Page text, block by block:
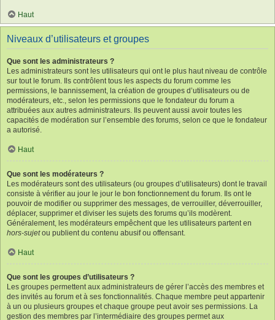
Haut
Niveaux d’utilisateurs et groupes
Que sont les administrateurs ?
Les administrateurs sont les utilisateurs qui ont le plus haut niveau de contrôle
sur tout le forum. Ils contrôlent tous les aspects du forum comme les
permissions, le bannissement, la création de groupes d’utilisateurs ou de
modérateurs, etc., selon les permissions que le fondateur du forum a
attribuées aux autres administrateurs. Ils peuvent aussi avoir toutes les
capacités de modération sur l’ensemble des forums, selon ce que le fondateur
a autorisé.
Haut
Que sont les modérateurs ?
Les modérateurs sont des utilisateurs (ou groupes d’utilisateurs) dont le travail
consiste à vérifier au jour le jour le bon fonctionnement du forum. Ils ont le
pouvoir de modifier ou supprimer des messages, de verrouiller, déverrouiller,
déplacer, supprimer et diviser les sujets des forums qu’ils modèrent.
Généralement, les modérateurs empêchent que les utilisateurs partent en
hors-sujetou publient du contenu abusif ou offensant.
Haut
Que sont les groupes d’utilisateurs ?
Les groupes permettent aux administrateurs de gérer l’accès des membres et
des invités au forum et à ses fonctionnalités. Chaque membre peut appartenir
à un ou plusieurs groupes et chaque groupe peut avoir ses permissions. La
gestion des membres par l’intermédiaire des groupes permet aux